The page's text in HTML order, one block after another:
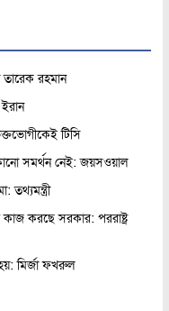
তারেক রহমান
টিসি
সমর্থন নেই: জয়সওয়াল
তথ্যমন্ত্রী
করছে সরকার: পররাষ্ট্র
মির্জা ফখরুল